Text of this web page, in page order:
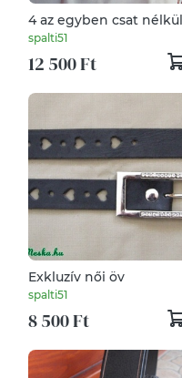
4 az egyben csat
öv
spalti51
12 500 Ft
Exkluzív női öv
spalti51
8 500 Ft